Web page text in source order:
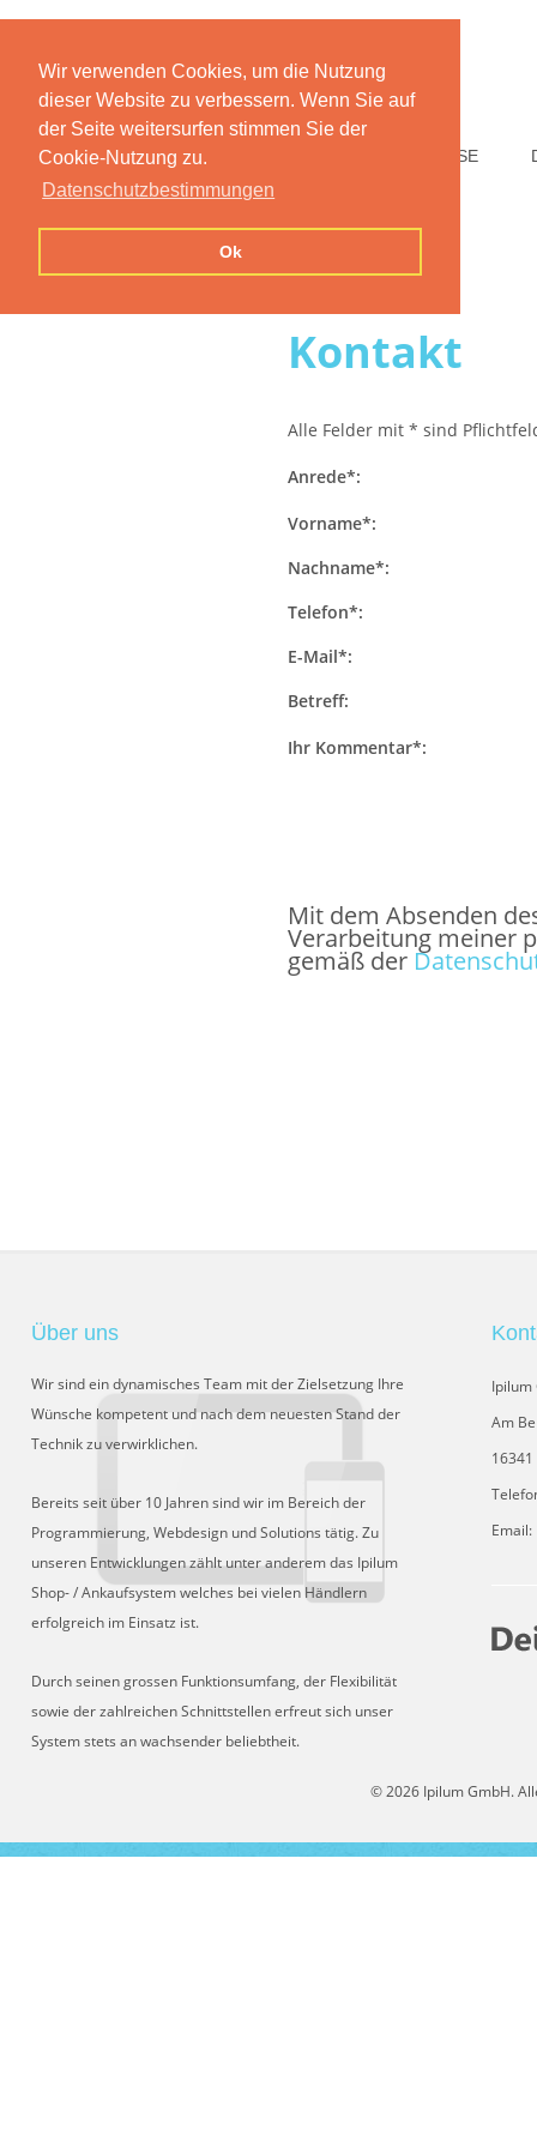
Wir verwenden Cookies, um die Nutzung
dieser Website zu verbessern. Wenn Sie auf
der Seite weitersurfen stimmen Sie der
Cookie-Nutzung zu.
Datenschutzbestimmungen
Ok
HOME PREISE
Kontakt
Alle Felder mit * sind
Anrede*:
Vorname*:
Nachname*:
Telefon*:
E-Mail*:
Betreff:
Ihr Kommentar*:
Mit dem Absenden
Verarbeitung meiner
gemäß der
Über uns
Wir sind ein dynamisches Team mit der Zielsetzung Ihre
Wünsche kompetent und nach dem neuesten Stand der
Technik zu verwirklichen.
Bereits seit über 10 Jahren sind wir im Bereich der
Programmierung, Webdesign und Solutions tätig. Zu
unseren Entwicklungen zählt unter anderem das Ipilum
Shop- / Ankaufsystem welches bei vielen Händlern
erfolgreich im Einsatz ist.
Durch seinen grossen Funktionsumfang, der Flexibilität
sowie der zahlreichen Schnittstellen erfreut sich unser
System stets an wachsender beliebtheit.
Ipilum
Am
© 2026 Ipilum GmbH.